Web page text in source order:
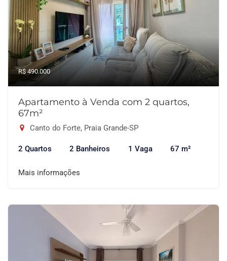
R$ 490.000
Apartamento à Venda com 2 quartos,
67m²
Canto do Forte, Praia Grande-SP
2 Quartos 2 Banheiros 1 Vaga 67 m²
Mais informações